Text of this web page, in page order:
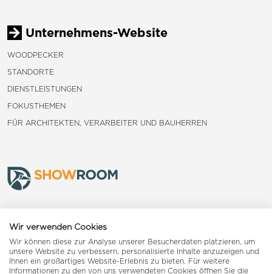
Unternehmens-Website
WOODPECKER
STANDORTE
DIENSTLEISTUNGEN
FOKUSTHEMEN
FÜR ARCHITEKTEN, VERARBEITER UND BAUHERREN
Landquart
Wir verwenden Cookies
Wir können diese zur Analyse unserer Besucherdaten platzieren, um
unsere Website zu verbessern, personalisierte Inhalte anzuzeigen und
Ihnen ein großartiges Website-Erlebnis zu bieten. Für weitere
Informationen zu den von uns verwendeten Cookies öffnen Sie die